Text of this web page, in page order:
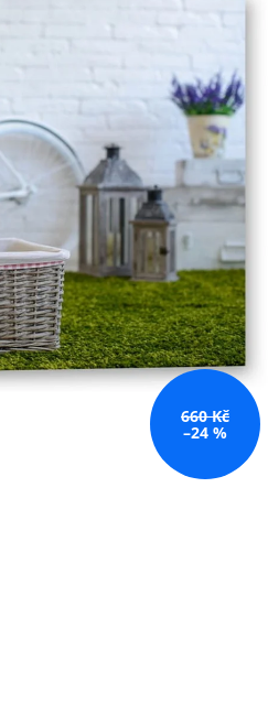
660 Kč
–24 %